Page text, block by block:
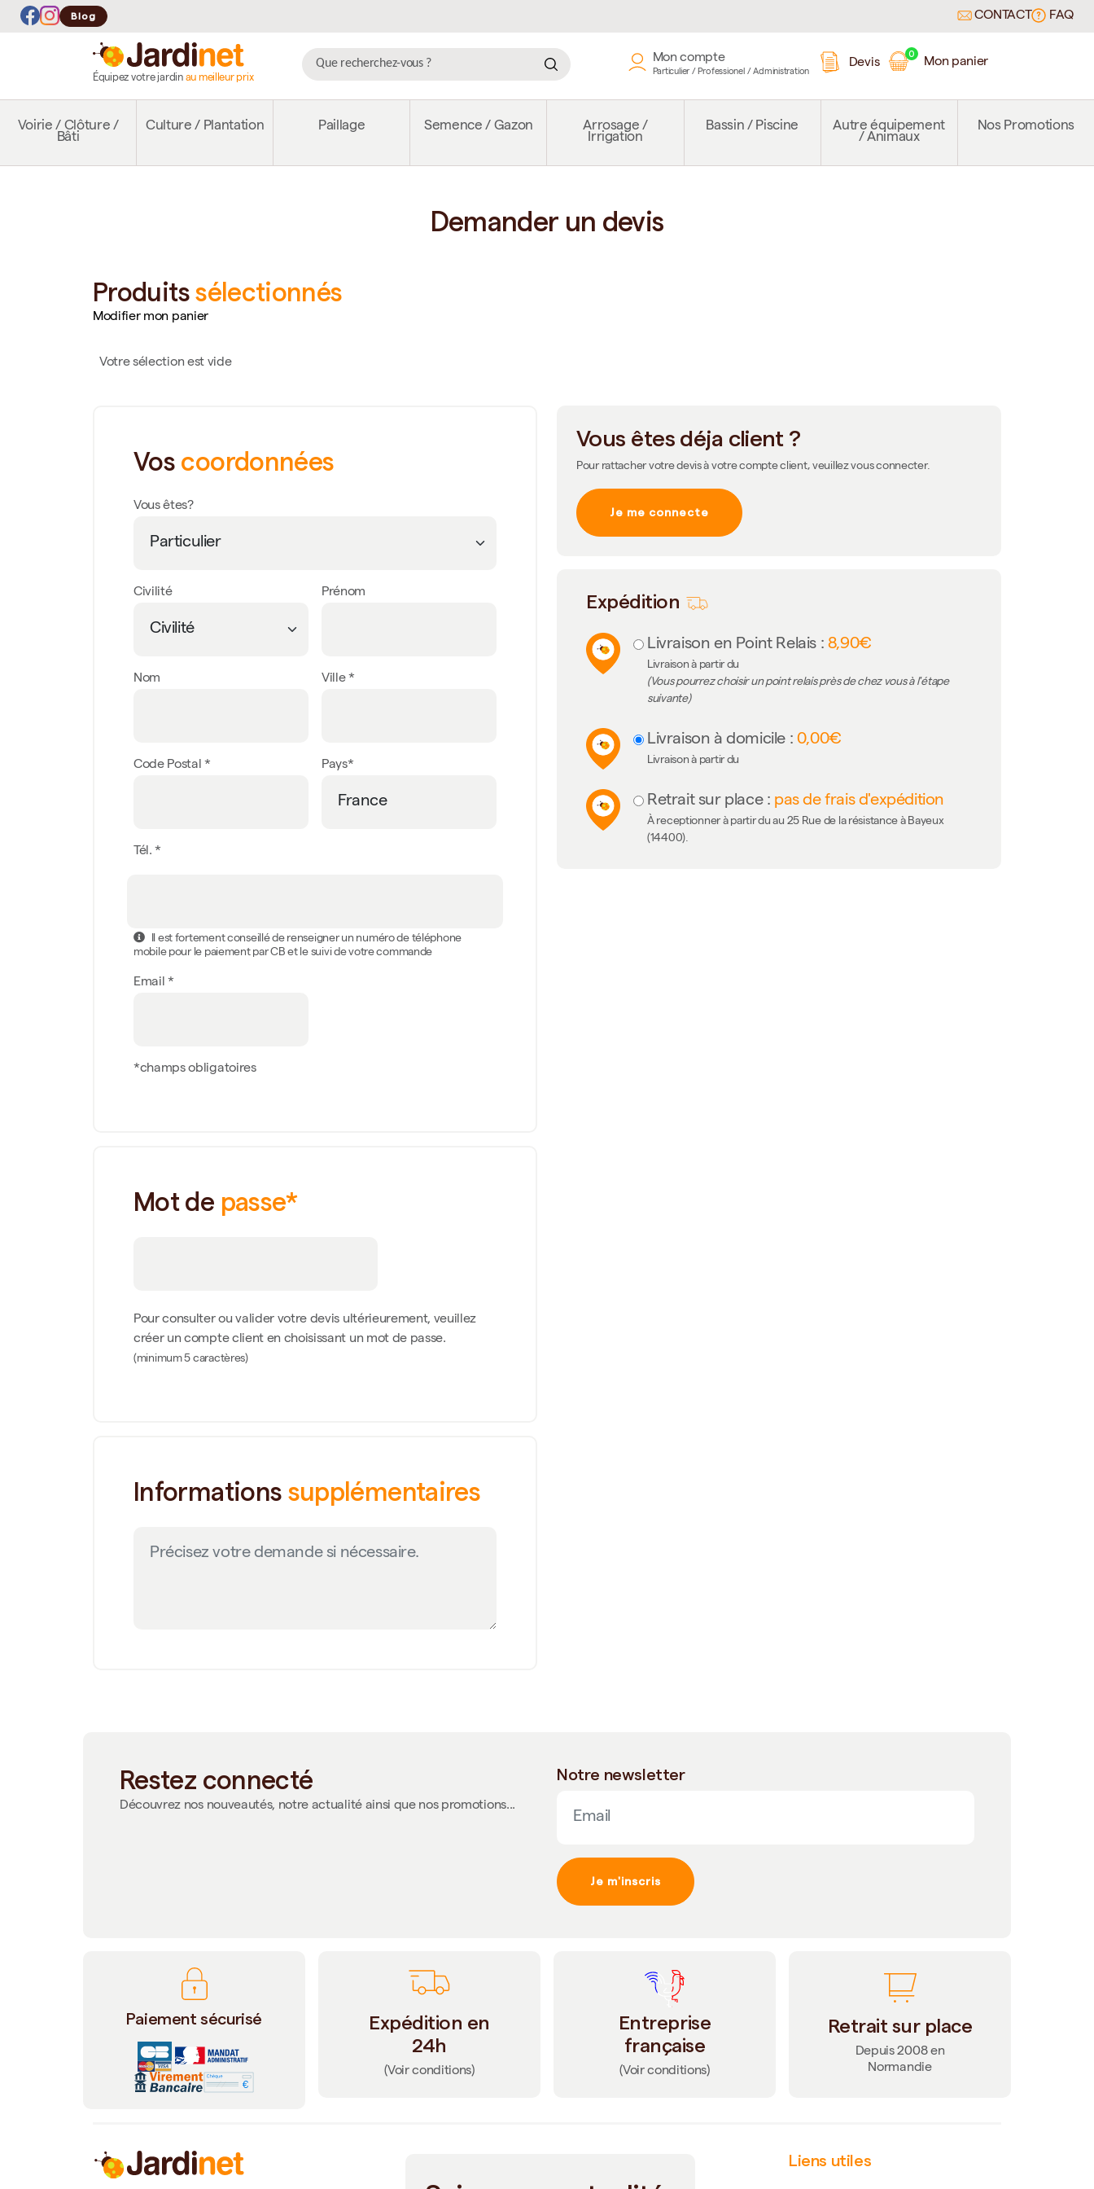
Blog CONTACT FAQ
Équipez votre jardin au meilleur prix
Mon compte
Particulier / Professionel / Administration
Devis
0
Mon panier
Voirie / Clôture /
Bâti
Culture / Plantation Paillage Semence / Gazon
Arrosage /
Irrigation
Bassin / Piscine
Autre équipement
/ Animaux
Nos Promotions
Demander un devis
Produitssélectionnés
Modifier mon panier
Votre sélection est vide
Vos coordonnées
Vous êtes?
Civilité Prénom
Nom Ville *
Code Postal * Pays*
Tél. *
Il est fortement conseillé de renseigner un numéro de téléphone
mobile pour le paiement par CB et le suivi de votre commande
Email *
*champs obligatoires
Mot de passe*
Pour consulter ou valider votre devis ultérieurement, veuillez
créer un compte client en choisissant un mot de passe.
(minimum 5 caractères)
Informations supplémentaires
Vous êtes déja client ?
Pour rattacher votre devis à votre compte client, veuillez vous connecter.
Je me connecte
Expédition
Livraison en Point Relais : 8,90€
Livraison à partir du
(Vous pourrez choisir un point relais près de chez vous à l'étape
suivante)
Livraison à domicile : 0,00€
Livraison à partir du
Retrait sur place : pas de frais d'expédition
À receptionner à partir du au 25 Rue de la résistance à Bayeux
(14400).
Restez connecté
Découvrez nos nouveautés, notre actualité ainsi que nos promotions...
Notre newsletter
Je m'inscris
Paiement sécurisé
Expédition en
24h
(Voir conditions)
Entreprise
française
(Voir conditions)
Retrait sur place
Depuis 2008 en
Normandie
Liens utiles